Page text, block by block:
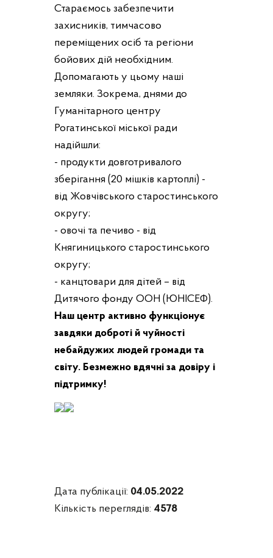
Стараємось забезпечити
захисників, тимчасово
переміщених осіб та регіони
бойових дій необхідним.
Допомагають у цьому наші
земляки. Зокрема, днями до
Гуманітарного центру
Рогатинської міської ради
надійшли:
- продукти довготривалого
зберігання (20 мішків картоплі) -
від Жовчівського старостинського
округу;
- овочі та печиво - від
Княгиницького старостинського
округу;
- канцтовари для дітей – від
Дитячого фонду ООН (ЮНІСЕФ).
Наш центр активно функціонує
завдяки доброті й чуйності
небайдужих людей громади та
світу. Безмежно вдячні за довіру і
підтримку!
Дата публікації: 04.05.2022
Кількість переглядів: 4578